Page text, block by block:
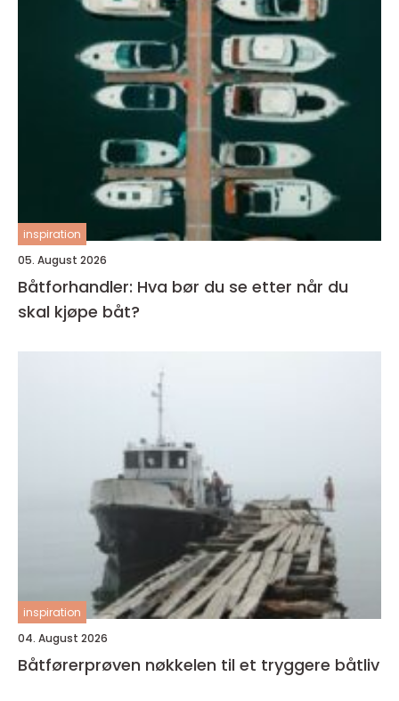
inspiration
05. August 2026
Båtforhandler: Hva bør du se etter når du
skal kjøpe båt?
inspiration
04. August 2026
Båtførerprøven nøkkelen til et tryggere båtliv